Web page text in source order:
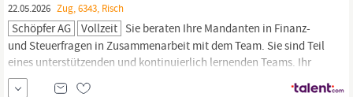
22.05.2026 Zug, 6343, Risch
Schöpfer AG Vollzeit Sie beraten Ihre Mandanten in Finanz-
und Steuerfragen in Zusammenarbeit mit dem Team. Sie sind Teil
eines unterstützenden und kontinuierlich lernenden Teams. Ihr
Profil Kaufmännische Grundbildung mit ein paar Jahren